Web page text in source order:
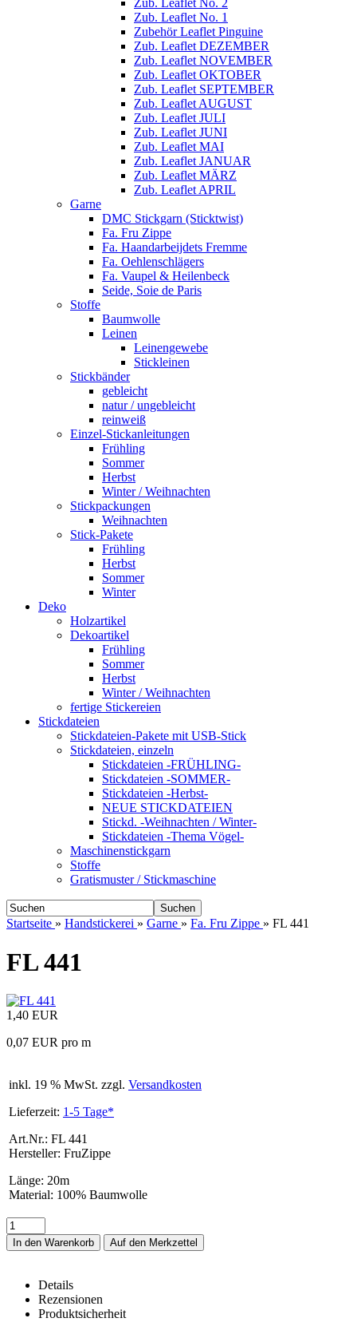
Zub. Leaflet No. 1
Zubehör Leaflet Pinguine
Zub. Leaflet DEZEMBER
Zub. Leaflet NOVEMBER
Zub. Leaflet OKTOBER
Zub. Leaflet SEPTEMBER
Zub. Leaflet AUGUST
Zub. Leaflet JULI
Zub. Leaflet JUNI
Zub. Leaflet MAI
Zub. Leaflet JANUAR
Zub. Leaflet MÄRZ
Zub. Leaflet APRIL
Garne
DMC Stickgarn (Sticktwist)
Fa. Fru Zippe
Fa. Haandarbeijdets Fremme
Fa. Oehlenschlägers
Fa. Vaupel & Heilenbeck
Seide, Soie de Paris
Stoffe
Baumwolle
Leinen
Leinengewebe
Stickleinen
Stickbänder
gebleicht
natur / ungebleicht
reinweiß
Einzel-Stickanleitungen
Frühling
Sommer
Herbst
Winter / Weihnachten
Stickpackungen
Weihnachten
Stick-Pakete
Frühling
Herbst
Sommer
Winter
Deko
Holzartikel
Dekoartikel
Frühling
Sommer
Herbst
Winter / Weihnachten
fertige Stickereien
Stickdateien
Stickdateien-Pakete mit USB-Stick
Stickdateien, einzeln
Stickdateien -FRÜHLING-
Stickdateien -SOMMER-
Stickdateien -Herbst-
NEUE STICKDATEIEN
Stickd. -Weihnachten / Winter-
Stickdateien -Thema Vögel-
Maschinenstickgarn
Stoffe
Gratismuster / Stickmaschine
Suchen
Startseite » Handstickerei » Garne » Fa. Fru Zippe » FL 441
FL 441
1,40 EUR
0,07 EUR pro m
inkl. 19 % MwSt. zzgl. Versandkosten
Lieferzeit: 1-5 Tage*
Art.Nr.: FL 441
Hersteller: FruZippe
Länge: 20m
Material: 100% Baumwolle
In den Warenkorb
Details
Rezensionen
Produktsicherheit